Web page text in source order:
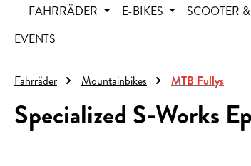
FAHRRÄDER E-BIKES SCOOTER
EVENTS
Fahrräder Mountainbikes MTB Fullys
Specialized S-Works